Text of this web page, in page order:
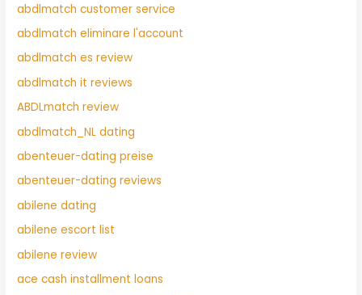
abdlmatch customer service
abdlmatch eliminare l'account
abdlmatch es review
abdlmatch it reviews
ABDLmatch review
abdlmatch_NL dating
abenteuer-dating preise
abenteuer-dating reviews
abilene dating
abilene escort list
abilene review
ace cash installment loans